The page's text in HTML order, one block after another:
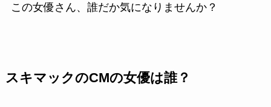
この女優さん、誰だか気になりませんか？
スキマックのCMの女優は誰？